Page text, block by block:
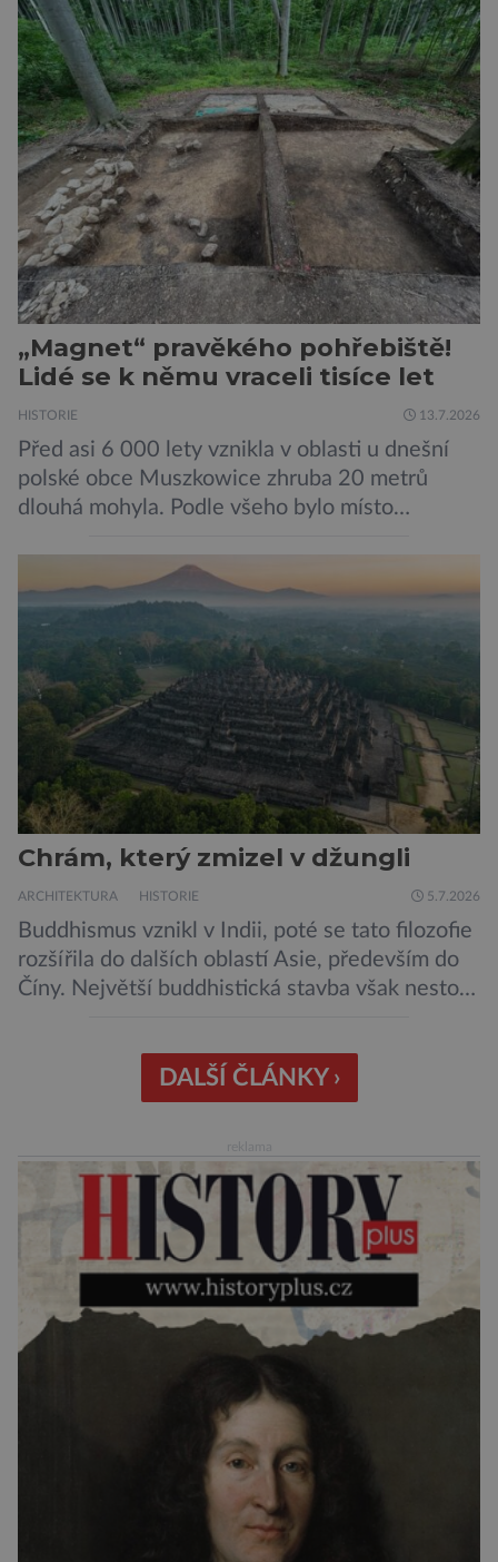
nedávno odkrývány archeology. Někteří z asi
1400 Romů a Sintů, kteří byli v táboře
internováni, v něm vydechli naposledy. Jiné
čekal transport do […]
„Magnet“ pravěkého pohřebiště!
Lidé se k němu vraceli tisíce let
HISTORIE 13.7.2026
Před asi 6 000 lety vznikla v oblasti u dnešní
polské obce Muszkowice zhruba 20 metrů
dlouhá mohyla. Podle všeho bylo místo
soudí z dalších, o dost mladších kruhových
mohyl, které se nacházejí v ose té starší. Na
archeologických pracích se podíleli experti ze
Západočeské univerzity v Plzni, […]
Chrám, který zmizel v džungli
ARCHITEKTURA HISTORIE 5.7.2026
Buddhismus vznikl v Indii, poté se tato filozofie
rozšířila do dalších oblastí Asie, především do
Číny. Největší buddhistická stavba však nestojí
ostrově, který patří Indonésii Velkolepý chrám
zvaný Borobudur vznikl někdy kolem roku 800.
DALŠÍ ČLÁNKY ›